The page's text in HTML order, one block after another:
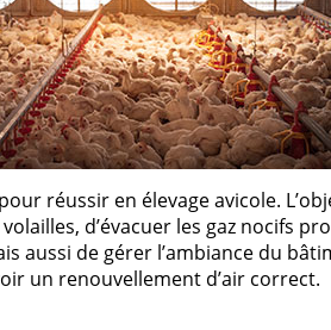
cheminée
céréale
fenêtre
inox
cooling
et électrovannes
et accessoires
et accessoires
réussir en élevage avicole.
d’évacuer les gaz nocifs
aussi de gérer l’ambiance du
un renouvellement d’air correct.